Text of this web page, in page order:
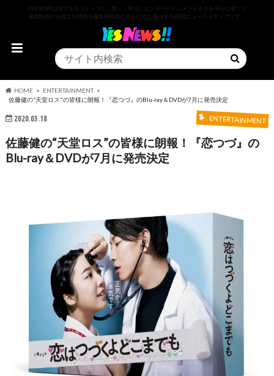
YESNEWSは全てをポジティブに、楽しく明るいエンターテインメントネタを中心に様々な
最新情報やお役立ち情報を編集部独自の切り口でお届けするWEBニュースメディアです。
HOME
ENTERTAINMENT
佐藤健の“天堂ロス"の皆様に朗報！『恋つづ』のBlu-ray＆DVDが7月に発売決定
2020.03.18 ENTERTAINMENT
佐藤健の“天堂ロス”の皆様に朗報！『恋つづ』の
Blu-ray＆DVDが7月に発売決定